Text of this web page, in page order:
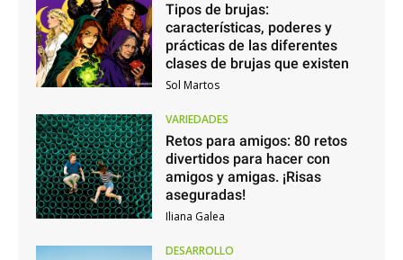
Tipos de brujas:
características, poderes y
prácticas de las diferentes
clases de brujas que existen
Sol Martos
VARIEDADES
Retos para amigos: 80 retos
divertidos para hacer con
amigos y amigas. ¡Risas
aseguradas!
Iliana Galea
DESARROLLO